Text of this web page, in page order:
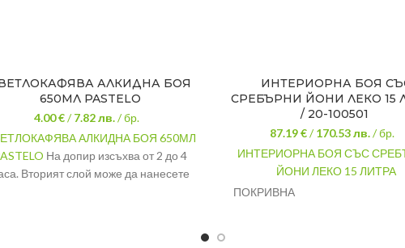
АЛКИДНА БОЯ
650МЛ PASTELO
4.00 €/7.82лв. / бр.
АЛКИДНА БОЯ 650МЛ
На допир изсъхва от 2 до 4
Вторият слой може да нанесете
ИНТЕРИОРНА БОЯ
СРЕБЪРНИ ЙОНИ ЛЕКО 15
/ 20-100501
87.19 €/170.53лв. / бр.
ИНТЕРИОРНА БОЯ СЪС
ЙОНИ ЛЕКО 15 ЛИТРА
ПОКРИВНА